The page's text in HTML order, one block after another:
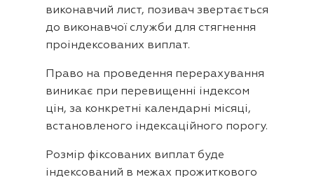
виконавчий лист, позивач звертається
до виконавчої служби для стягнення
проіндексованих виплат.
Право на проведення перерахування
виникає при перевищенні індексом
цін, за конкретні календарні місяці,
встановленого індексаційного порогу.
Розмір фіксованих виплат буде
індексований в межах прожиткового